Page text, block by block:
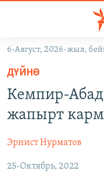
Навигацияга
өтүңүз
Издөөгө
салыңыз
ЖАҢЫЛЫКТАР
КЫРГЫЗСТАН
ЭКОНОМИКА
МАДАНИЯТ
БОРБОР АЗИЯ
УКРАИНА
АТАЙЫН ИЛИКТӨӨ
ТВ ПРОГРАММАЛАР
6-Август, 2026-жыл,
ДҮЙНӨ
Кемпир-
жапырт
Эрнист Нурматов
25-Октябрь, 2022